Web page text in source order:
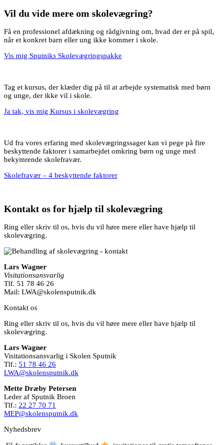
Vil du vide mere om skolevægring?
Få en professionel afdækning og rådgivning om, hvad der er på spil,
når et konkret barn eller ung ikke kommer i skole.
Vis mig Sputniks Skolevægringspakke
Tag et kursus, der klæder dig på til at arbejde systematisk med børn
og unge, der ikke vil i skole.
Ja tak, vis mig Kursus i skolevægring
Ud fra vores erfaring med skolevægringssager kan vi pege på fire
beskyttende faktorer i samarbejdet omkring børn og unge med
bekymrende skolefravær.
Skolefravær – 4 beskyttende faktorer
Kontakt os for hjælp til skolevægring
Ring eller skriv til os, hvis du vil høre mere eller have hjælp til
skolevægring.
Lars Wagner
Visitationsansvarlig
Tlf. 51 78 46 26
Mail: LWA@skolensputnik.dk
Kontakt os
Ring eller skriv til os, hvis du vil høre mere eller have hjælp til
skolevægring.
Lars Wagner
Visitationsansvarlig i Skolen Sputnik
Tlf.: 51 78 46 26
LWA@skolensputnik.dk
Mette Dræby Petersen
Leder af Sputnik Broen
Tlf.: 22 27 70 71
MEP@skolensputnik.dk
Nyhedsbrev